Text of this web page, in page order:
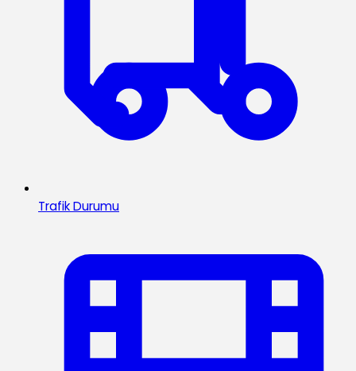
Trafik Durumu